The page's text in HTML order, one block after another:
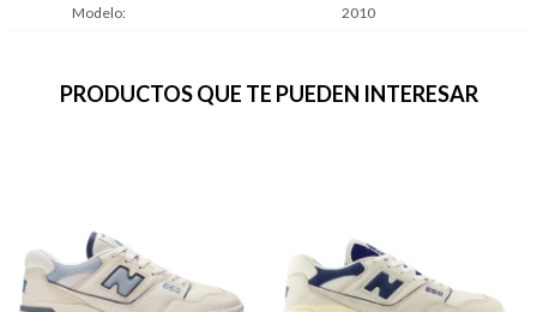
Modelo
2010
PRODUCTOS QUE TE PUEDEN INTERESAR